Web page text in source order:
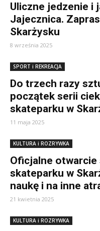
Uliczne jedzenie i
Jajecznica.
Skarżysku
8 września 2025
SPORT i REKREACJA
Do trzech razy
początek serii
skateparku w
11 maja 2025
KULTURA i ROZRYWKA
Oficjalne otwarcie
skateparku w
naukę i na inne
21 kwietnia 2025
KULTURA i ROZRYWKA